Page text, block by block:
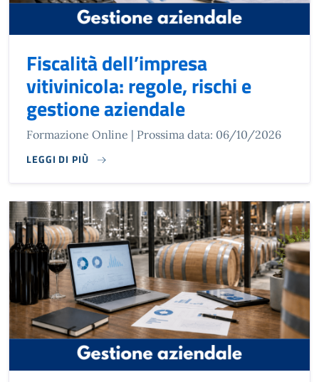
Fiscalità dell’impresa
vitivinicola: regole, rischi e
gestione aziendale
Formazione Online | Prossima data: 06/10/2026
LEGGI DI PIÙ